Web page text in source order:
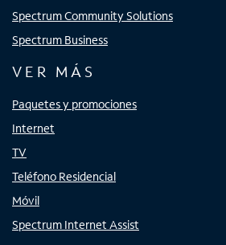
Spectrum Community Solutions
Spectrum Business
VER MÁS
Paquetes y promociones
Internet
TV
Teléfono Residencial
Móvil
Spectrum Internet Assist